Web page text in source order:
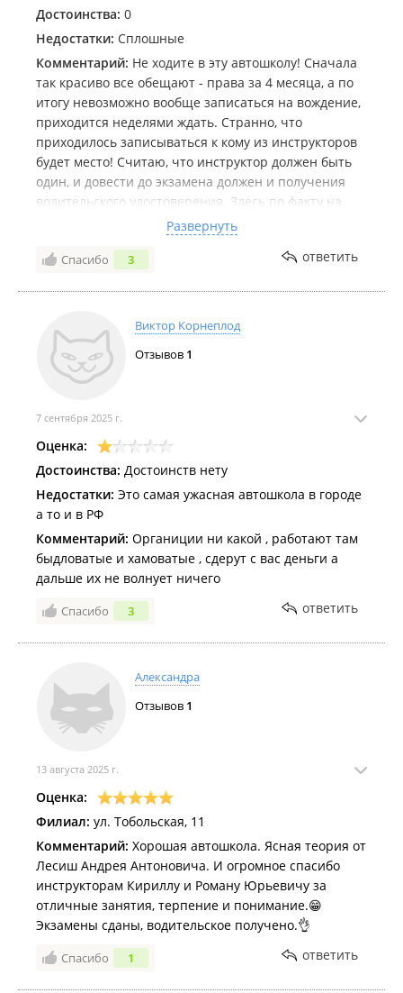
Достоинства: 0
Недостатки: Сплошные
Комментарий: Не ходите в эту автошколу! Сначала
так красиво все обещают - права за 4 месяца, а по
итогу невозможно вообще записаться на вождение,
приходится неделями ждать. Странно, что
приходилось записываться к кому из инструкторов
будет место! Считаю, что инструктор должен быть
один, и довести до экзамена должен и получения
водительского удостоверения. Здесь по факту на
экзамене инструктор даже не пытается за ученика
бороться, а ощущение, что бизнес план у
автошколы в сговоре, что максимум надо «валить»
наличные, никаких тебе чеков не дадут, только
наличные! Ну не могут больше 30 человек быть
дебилами и не сдать вождение(((
Люди, не ходите туда учиться! Есть с чем
Развернуть
Спасибо 3 ответить
Виктор Корнеплод
Отзывов 1
7 сентября 2025 г.
Оценка:
Достоинства: Достоинств нету
Недостатки: Это самая ужасная автошкола в городе
а то и в РФ
Комментарий: Органиции ни какой , работают там
быдловатые и хамоватые , сдерут с вас деньги а
дальше их не волнует ничего
Спасибо 3 ответить
Александра
Отзывов 1
13 августа 2025 г.
Оценка:
Филиал: ул. Тобольская, 11
Комментарий: Хорошая автошкола. Ясная теория от
Лесиш Андрея Антоновича. И огромное спасибо
инструкторам Кириллу и Роману Юрьевичу за
отличные занятия, терпение и понимание.😁
Экзамены сданы, водительское получено.👌
Спасибо 1 ответить